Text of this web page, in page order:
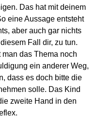
Das hat mit deinem
eine Aussage entsteht
aber auch gar nichts
Fall dir, zu tun.
das Thema noch
ein anderer Weg,
dass es doch bitte die
solle. Das Kind
zweite Hand in den